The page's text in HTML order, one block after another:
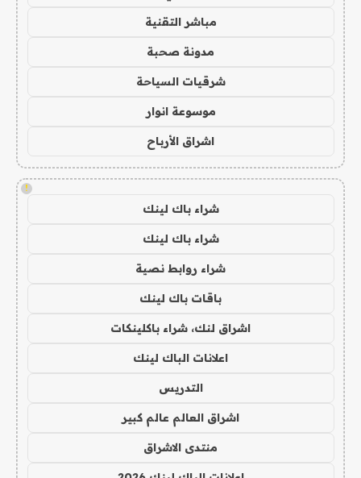
مباشر التقنية
مدونة صحبة
شرقيات السياحة
موسوعة انوار
اشراق الأرباح
!
شراء باك لينك
شراء باك لينك
شراء روابط نصية
باقات باك لينك
اشراق لنك، شراء باكلينكات
اعلانات الباك لينك
التدريس
اشراق العالم عالم كبير
منتدى الاشراق